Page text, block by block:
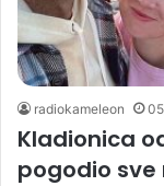
radiokameleon
Kladionica
pogodio sve